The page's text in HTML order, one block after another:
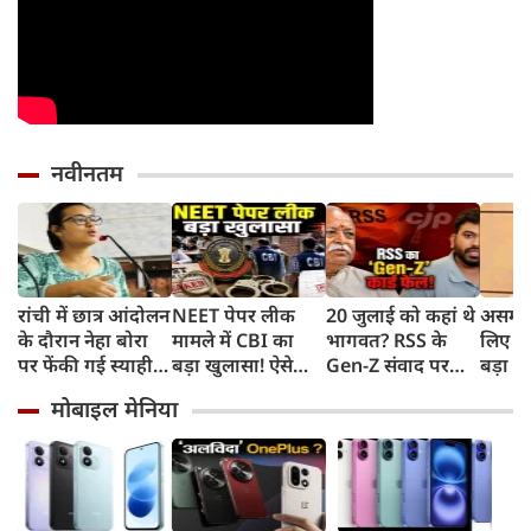
नवीनतम
रांची में छात्र आंदोलन
के दौरान नेहा बोरा
पर फेंकी गई स्याही,
पेलेट से नहीं डरे, इससे
भी नहीं डरेंगे
NEET पेपर लीक
मामले में CBI का
बड़ा खुलासा! ऐसे
हैरान करने वाला
तरीका आया सामने
20 जुलाई को कहां थे
भागवत? RSS के
Gen-Z संवाद पर
हमला, बोले- अब
बहुत देर हो गई!
असम
लिए
बड़ा
रुपए
मोबाइल मेनिया